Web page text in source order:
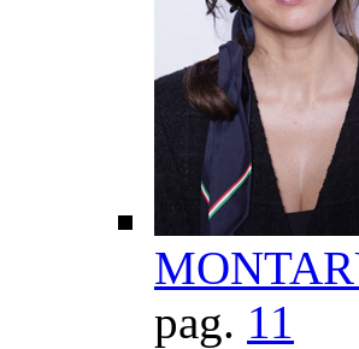
pag. 11